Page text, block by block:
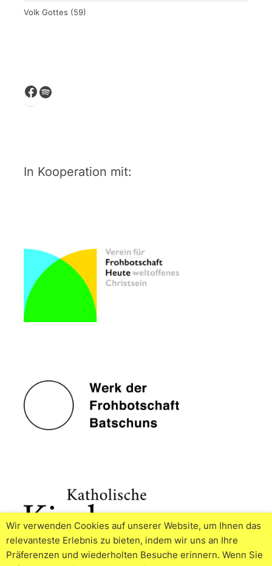
Volk Gottes (59)
Facebook
Spotify
In Kooperation mit:
Wir verwenden Cookies auf unserer Website, um Ihnen das
relevanteste Erlebnis zu bieten, indem wir uns an Ihre
Präferenzen und wiederholten Besuche erinnern. Wenn Sie